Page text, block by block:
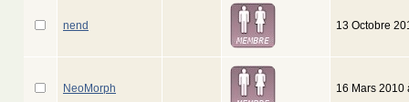
nend 13 Octobre
NeoMorph 16 Mars 2010